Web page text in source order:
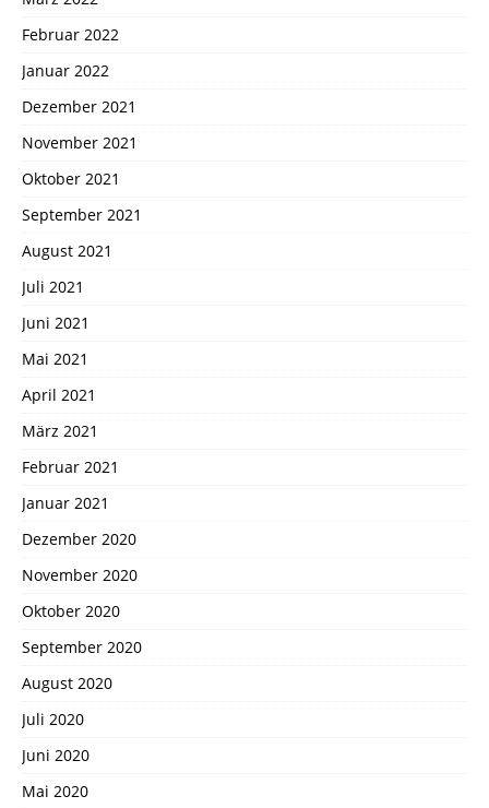
Februar 2022
Januar 2022
Dezember 2021
November 2021
Oktober 2021
September 2021
August 2021
Juli 2021
Juni 2021
Mai 2021
April 2021
März 2021
Februar 2021
Januar 2021
Dezember 2020
November 2020
Oktober 2020
September 2020
August 2020
Juli 2020
Juni 2020
Mai 2020